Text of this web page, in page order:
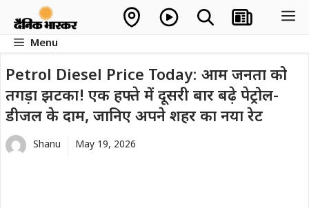
contentMenu
Petrol Diesel Price Today: आम जनता को
तगड़ा झटका! एक हफ्ते में दूसरी बार बढ़े पेट्रोल-
डीजल के दाम, जानिए अपने शहर का नया रेट
Shanu May 19, 2026